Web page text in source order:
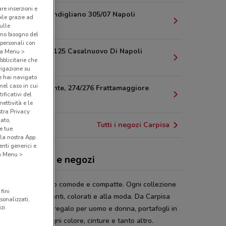
Corso Secondigliano 305/07 Napoli
Via Napoli, 125 Casalnuovo Di Napoli
4 km
Corso Durante, 274/276 Frattamaggiore
4.4 km
Tutti i negozi Carpisa
offerte e negozi
sono comode e compatte. Ogni collezione
modelli eleganti, colorati e alla moda. Da Carpisa
idee regalo per uomo e donna, portafogli in
portachiavi di ogni colore, cinture e tanto altro.
inserzioni e
grazie ad
bisogno del
con
Menu >
che
su
hai navigato
caso in cui
del
e le
Privacy
tue
nostra App.
generici e
Menu >
fini